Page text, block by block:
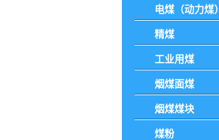
电煤（动力煤）
精煤
工业用煤
烟煤面煤
烟煤煤块
煤粉